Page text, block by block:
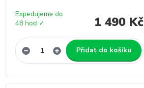
1 490 Kč
Expedujeme do
48 hod ✓
Přidat do košíku